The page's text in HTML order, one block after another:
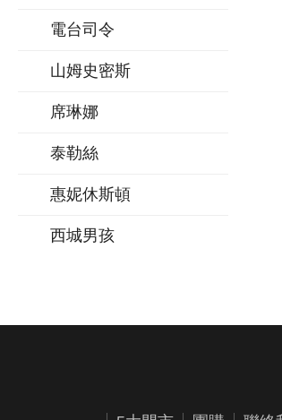
電台司令
山姆史密斯
席琳娜
泰勒絲
惠妮休斯頓
西城男孩